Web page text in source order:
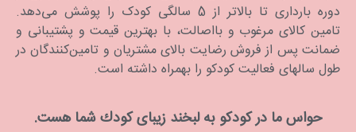
دوره بارداری تا بالاتر از 5 سالگی کودک را پوشش می‌دهد.
تامین کالای مرغوب و بااصالت، با بهترین قیمت و پشتیبانی و
ضمانت پس از فروش رضایت بالای مشتریان و تامین‌کنندگان در
طول سالهای فعالیت کودکو را بهمراه داشته است.
حواس ما در كودكو به لبخند زیبای كودك شما هست.